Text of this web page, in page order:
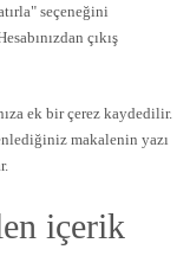
seçeneğini
çıkış
ek bir çerez kaydedilir.
makalenin yazı
içerik